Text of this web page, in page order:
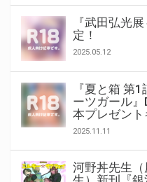
『武田弘光
定！
2025.05.12
『夏と箱 第
ーツガール
本プレゼント
2025.11.11
河野丼先生